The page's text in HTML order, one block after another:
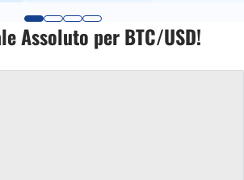
Assoluto per BTC/USD!